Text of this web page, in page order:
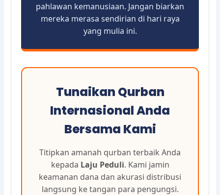
pahlawan kemanusiaan. Jangan biarkan
mereka merasa sendirian di hari raya
yang mulia ini.
Tunaikan Qurban
Internasional Anda
Bersama Kami
Titipkan amanah qurban terbaik Anda
kepada Laju Peduli. Kami jamin
keamanan dana dan akurasi distribusi
langsung ke tangan para pengungsi.